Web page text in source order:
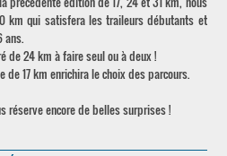
km qui satisfera les traileurs débutants et
ans.
de 24 km à faire seul ou à deux !
de 17 km enrichira le choix des parcours.
réserve encore de belles surprises !